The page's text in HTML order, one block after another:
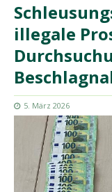
illegale
5. März 2026